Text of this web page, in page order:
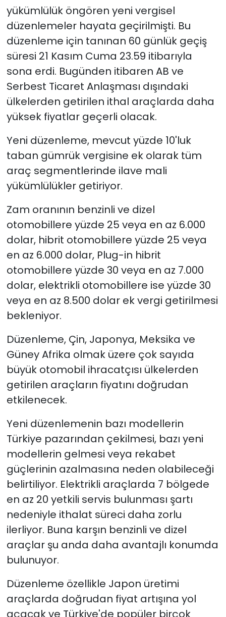
yükümlülük öngören yeni vergisel
düzenlemeler hayata geçirilmişti. Bu
düzenleme için tanınan 60 günlük geçiş
süresi 21 Kasım Cuma 23.59 itibarıyla
sona erdi. Bugünden itibaren AB ve
Serbest Ticaret Anlaşması dışındaki
ülkelerden getirilen ithal araçlarda daha
yüksek fiyatlar geçerli olacak.
Yeni düzenleme, mevcut yüzde 10'luk
taban gümrük vergisine ek olarak tüm
araç segmentlerinde ilave mali
yükümlülükler getiriyor.
Zam oranının benzinli ve dizel
otomobillere yüzde 25 veya en az 6.000
dolar, hibrit otomobillere yüzde 25 veya
en az 6.000 dolar, Plug-in hibrit
otomobillere yüzde 30 veya en az 7.000
dolar, elektrikli otomobillere ise yüzde 30
veya en az 8.500 dolar ek vergi getirilmesi
bekleniyor.
Düzenleme, Çin, Japonya, Meksika ve
Güney Afrika olmak üzere çok sayıda
büyük otomobil ihracatçısı ülkelerden
getirilen araçların fiyatını doğrudan
etkilenecek.
Yeni düzenlemenin bazı modellerin
Türkiye pazarından çekilmesi, bazı yeni
modellerin gelmesi veya rekabet
güçlerinin azalmasına neden olabileceği
belirtiliyor. Elektrikli araçlarda 7 bölgede
en az 20 yetkili servis bulunması şartı
nedeniyle ithalat süreci daha zorlu
ilerliyor. Buna karşın benzinli ve dizel
araçlar şu anda daha avantajlı konumda
bulunuyor.
Düzenleme özellikle Japon üretimi
araçlarda doğrudan fiyat artışına yol
açacak ve Türkiye'de popüler birçok